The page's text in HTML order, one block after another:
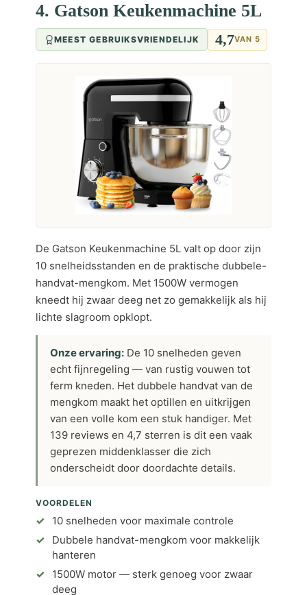
4. Gatson Keukenmachine 5L
MEEST GEBRUIKSVRIENDELIJK 4,7VAN 5
De Gatson Keukenmachine 5L valt op door zijn
10 snelheidsstanden en de praktische dubbele-
handvat-mengkom. Met 1500W vermogen
kneedt hij zwaar deeg net zo gemakkelijk als hij
lichte slagroom opklopt.
Onze ervaring: De 10 snelheden geven
echt fijnregeling — van rustig vouwen tot
ferm kneden. Het dubbele handvat van de
mengkom maakt het optillen en uitkrijgen
van een volle kom een stuk handiger. Met
139 reviews en 4,7 sterren is dit een vaak
geprezen middenklasser die zich
onderscheidt door doordachte details.
VOORDELEN
10 snelheden voor maximale controle
Dubbele handvat-mengkom voor makkelijk
hanteren
1500W motor — sterk genoeg voor zwaar
deeg